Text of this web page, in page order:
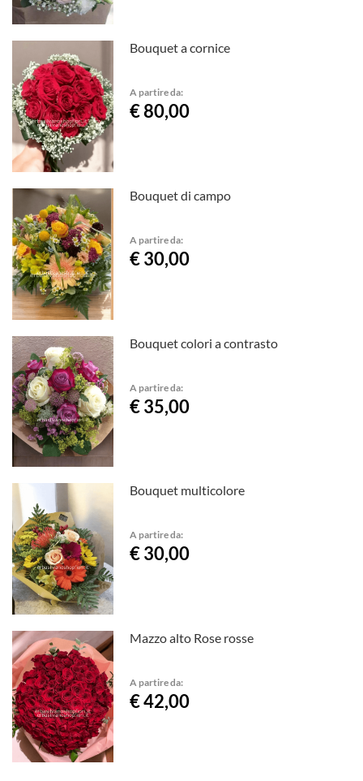
Bouquet a cornice
A partire da:
€ 80,00
Bouquet di campo
A partire da:
€ 30,00
Bouquet colori a contrasto
A partire da:
€ 35,00
Bouquet multicolore
A partire da:
€ 30,00
Mazzo alto Rose rosse
A partire da:
€ 42,00